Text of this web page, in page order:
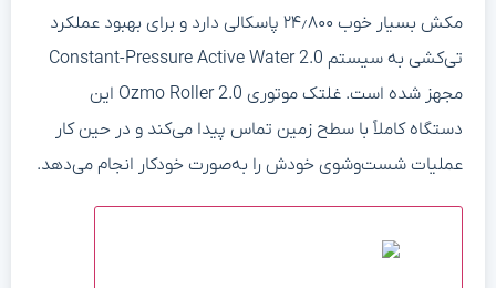
مکش بسیار خوب ۲۴٫۸۰۰ پاسکالی دارد و برای بهبود عملکرد
تی‌کشی به سیستم Constant-Pressure Active Water 2.0
مجهز شده است. غلتک موتوری Ozmo Roller 2.0 این
دستگاه کاملاً با سطح زمین تماس پیدا می‌کند و در حین کار
عملیات شست‌وشوی خودش را به‌صورت خودکار انجام می‌دهد.